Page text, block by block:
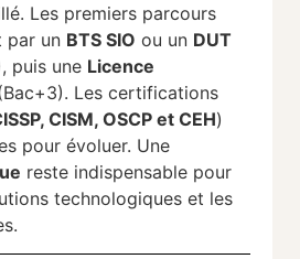
Les premiers parcours
par un BTS SIO ou un DUT
puis une Licence
Les certifications
CISM, OSCP et CEH)
pour évoluer. Une
reste indispensable pour
technologiques et les